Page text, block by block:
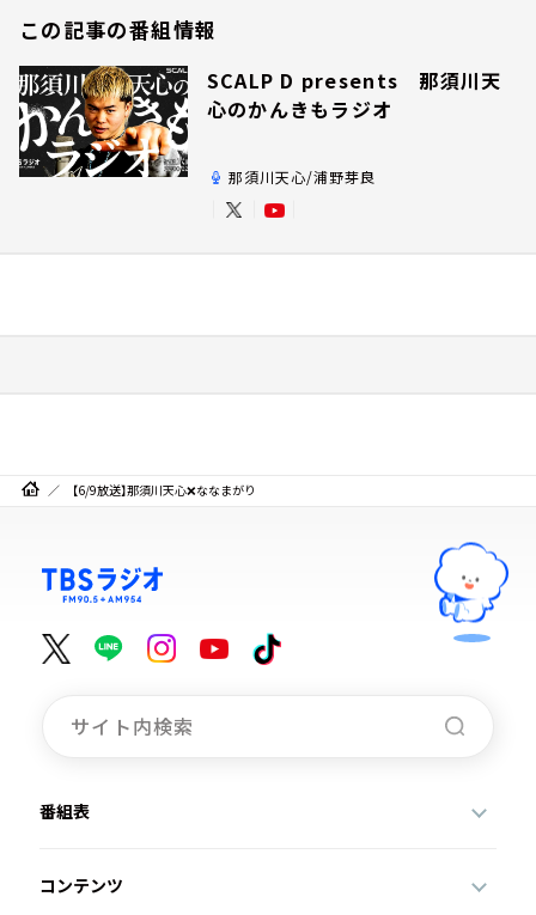
この記事の番組情報
SCALP D presents 那須川天
心のかんきもラジオ
那須川天心/浦野芽良
【6/9放送】那須川天心❌ななまがり
番組表
コンテンツ